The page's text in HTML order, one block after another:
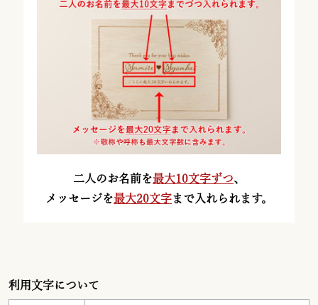
二人のお名前を最大10文字ずつ、
メッセージを最大20文字まで入れられます。
利用文字について